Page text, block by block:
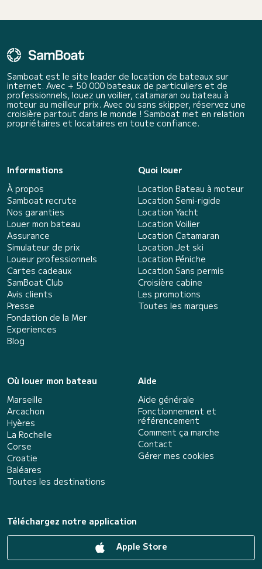
Samboat est le site leader de location de bateaux sur
internet. Avec + 50 000 bateaux de particuliers et de
professionnels, louez un voilier, catamaran ou bateau à
moteur au meilleur prix. Avec ou sans skipper, réservez une
croisière partout dans le monde ! Samboat met en relation
propriétaires et locataires en toute confiance.
Informations
À propos
Samboat recrute
Nos garanties
Louer mon bateau
Assurance
Simulateur de prix
Loueur professionnels
Cartes cadeaux
SamBoat Club
Avis clients
Presse
Fondation de la Mer
Experiences
Blog
Quoi louer
Location Bateau à moteur
Location Semi-rigide
Location Yacht
Location Voilier
Location Catamaran
Location Jet ski
Location Péniche
Location Sans permis
Croisière cabine
Les promotions
Toutes les marques
Où louer mon bateau
Marseille
Arcachon
Hyères
La Rochelle
Corse
Croatie
Baléares
Toutes les destinations
Aide
Aide générale
Fonctionnement et
référencement
Comment ça marche
Contact
Gérer mes cookies
Téléchargez notre application
Apple Store